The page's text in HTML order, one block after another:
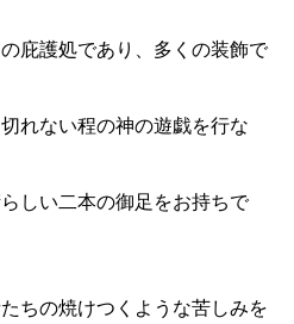
庇護処であり、多くの装飾で
れない程の神の遊戯を行な
しい二本の御足をお持ちで
ちの焼けつくような苦しみを